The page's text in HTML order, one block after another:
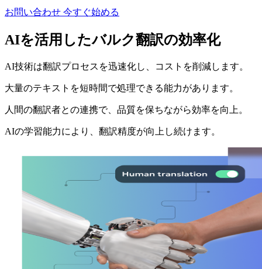
お問い合わせ 今すぐ始める
AIを活用したバルク翻訳の効率化
AI技術は翻訳プロセスを迅速化し、コストを削減します。
大量のテキストを短時間で処理できる能力があります。
人間の翻訳者との連携で、品質を保ちながら効率を向上。
AIの学習能力により、翻訳精度が向上し続けます。